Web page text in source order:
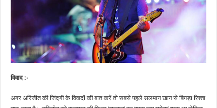
विवाद :-
अगर अरिजीत की जिंदगी के विवादों की बात करें तो सबसे पहले सलमान खान से बिगड़ा रिश्ता